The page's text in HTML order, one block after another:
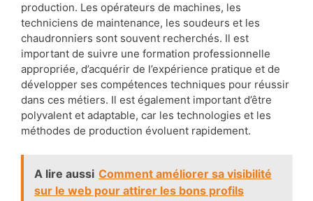
production. Les opérateurs de machines, les
techniciens de maintenance, les soudeurs et les
chaudronniers sont souvent recherchés. Il est
important de suivre une formation professionnelle
appropriée, d’acquérir de l’expérience pratique et de
développer ses compétences techniques pour réussir
dans ces métiers. Il est également important d’être
polyvalent et adaptable, car les technologies et les
méthodes de production évoluent rapidement.
A lire aussi Comment améliorer sa visibilité
sur le web pour attirer les bons profils